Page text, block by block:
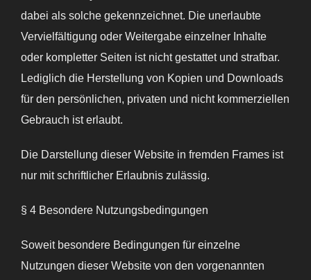
dabei als solche gekennzeichnet. Die unerlaubte
Vervielfältigung oder Weitergabe einzelner Inhalte
oder kompletter Seiten ist nicht gestattet und strafbar.
Lediglich die Herstellung von Kopien und Downloads
für den persönlichen, privaten und nicht kommerziellen
Gebrauch ist erlaubt.
Die Darstellung dieser Website in fremden Frames ist
nur mit schriftlicher Erlaubnis zulässig.
§ 4 Besondere Nutzungsbedingungen
Soweit besondere Bedingungen für einzelne
Nutzungen dieser Website von den vorgenannten